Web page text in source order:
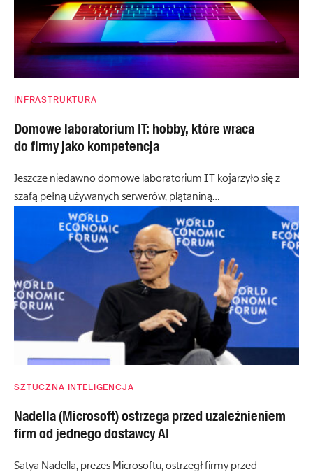
INFRASTRUKTURA
Domowe laboratorium IT: hobby, które wraca
do firmy jako kompetencja
Jeszcze niedawno domowe laboratorium IT kojarzyło się z
szafą pełną używanych serwerów, plątaniną…
SZTUCZNA INTELIGENCJA
Nadella (Microsoft) ostrzega przed uzależnieniem
firm od jednego dostawcy AI
Satya Nadella, prezes Microsoftu, ostrzegł firmy przed